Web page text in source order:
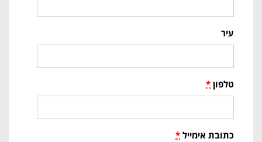
עיר
טלפון *
כתובת אימייל *